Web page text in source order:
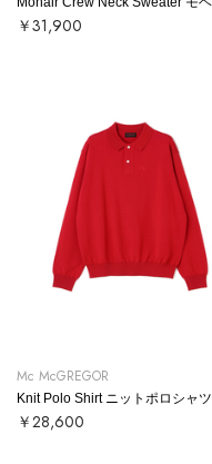
￥31,900
Mc McGREGOR
Knit Polo Shirt ニットポロシャツ
￥28,600